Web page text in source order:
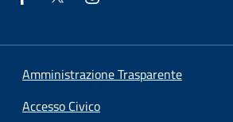
Amministrazione Trasparente
Accesso Civico